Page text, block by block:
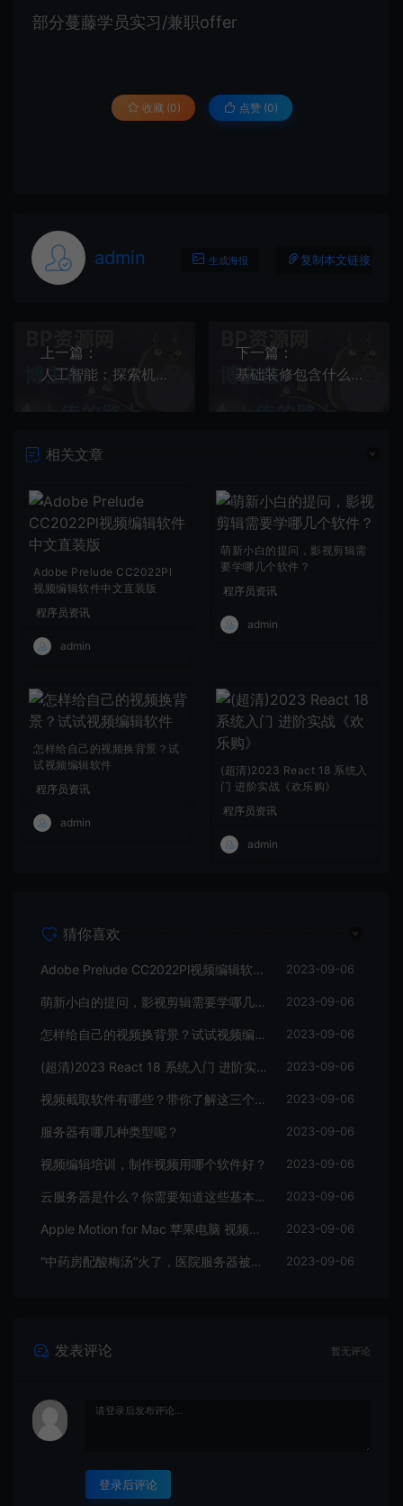
部分蔓藤学员实习/兼职offer
收藏 (0) 点赞 (0)
admin 生成海报 复制本文链接
上一篇：
人工智能：探索机器学习的前沿技术——AI时代的新篇章
下一篇：
基础装修包含什么？新手小白必备装修知识
相关文章
Adobe Prelude CC2022Pl
视频编辑软件中文直装版
程序员资讯
admin
萌新小白的提问，影视剪辑需
要学哪几个软件？
程序员资讯
admin
怎样给自己的视频换背景？试
试视频编辑软件
程序员资讯
admin
(超清)2023 React 18 系统入
门 进阶实战《欢乐购》
程序员资讯
admin
猜你喜欢
Adobe Prelude CC2022Pl视频编辑软件中文直装版 2023-09-06
萌新小白的提问，影视剪辑需要学哪几个软件？ 2023-09-06
怎样给自己的视频换背景？试试视频编辑软件 2023-09-06
(超清)2023 React 18 系统入门 进阶实战《欢乐购》 2023-09-06
视频截取软件有哪些？带你了解这三个视频编辑软件 2023-09-06
服务器有哪几种类型呢？ 2023-09-06
视频编辑培训，制作视频用哪个软件好？ 2023-09-06
云服务器是什么？你需要知道这些基本知识 2023-09-06
Apple Motion for Mac 苹果电脑 视频编辑软件 2023-09-06
“中药房配酸梅汤”火了，医院服务器被挤爆，网友：更适合中国宝宝体质 2023-09-06
发表评论 暂无评论
登录后评论